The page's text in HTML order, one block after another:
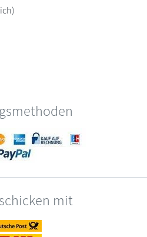
mit